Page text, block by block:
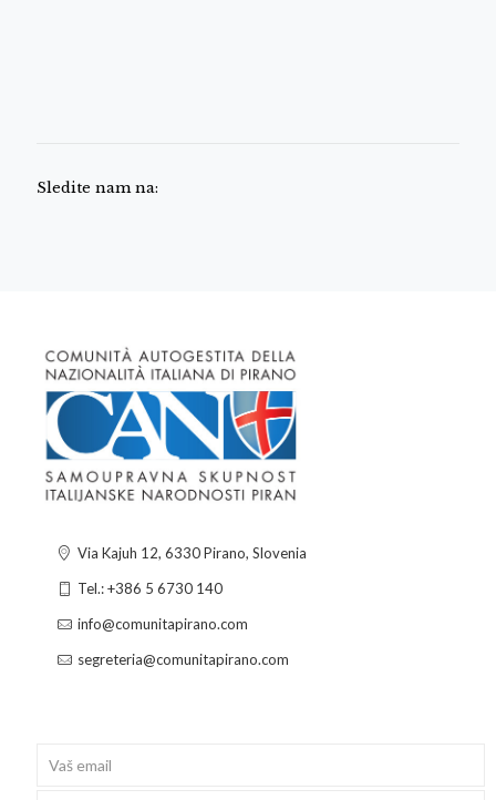
Sledite nam na:
Via Kajuh 12, 6330 Pirano, Slovenia
Tel.: +386 5 6730 140
info@comunitapirano.com
segreteria@comunitapirano.com